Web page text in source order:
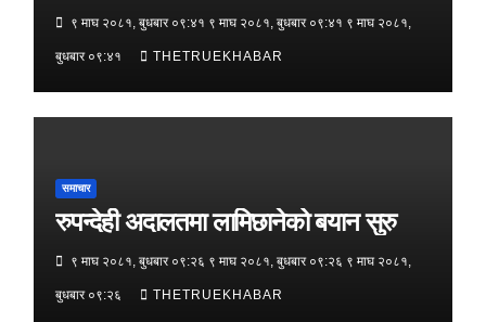
९ माघ २०८१, बुधबार ०९:४१ ९ माघ २०८१, बुधबार ०९:४१ ९ माघ २०८१,
बुधबार ०९:४१ THETRUEKHABAR
समाचार
रुपन्देही अदालतमा लामिछानेको बयान सुरु
९ माघ २०८१, बुधबार ०९:२६ ९ माघ २०८१, बुधबार ०९:२६ ९ माघ २०८१,
बुधबार ०९:२६ THETRUEKHABAR